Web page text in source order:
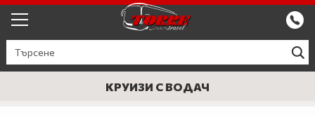
ЕКСКУРЗИИ ОТ ПЛОВДИВ
КРУИЗИ С ВОДАЧ